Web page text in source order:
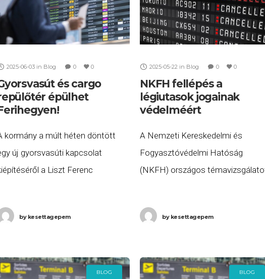
2025-06-03 in Blog 0 0
és cargo
épülhet
kormány a múlt héten döntött
új gyorsvasúti kapcsolat
a Liszt Ferenc
repülőtér építéséről. Mindkét
bykesettagepem
2025-05-22 in Blog 0 0
NKFH fellépés a
légiutasok jogainak
védelméért
A Nemzeti Kereskedelmi és
Fogyasztóvédelmi Hatóság
(NKFH) országos
ellenőrzésére. A kezdeményezés
biztonságban és
vehessék igénybe a
bykesettagepem
BLOG BLOG